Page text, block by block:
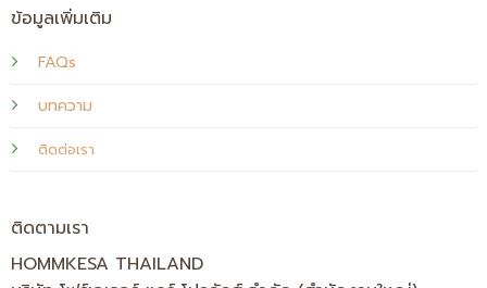
ข้อมูลเพิ่มเติม
FAQs
บทความ
ติดต่อเรา
ติดตามเรา
HOMMKESA THAILAND